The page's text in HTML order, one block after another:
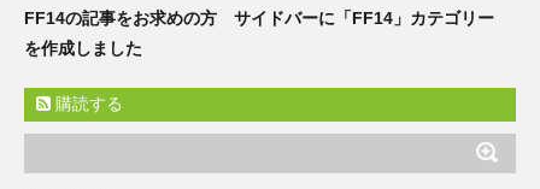
FF14の記事をお求めの方 サイドバーに「FF14」カテゴリー
を作成しました
購読する